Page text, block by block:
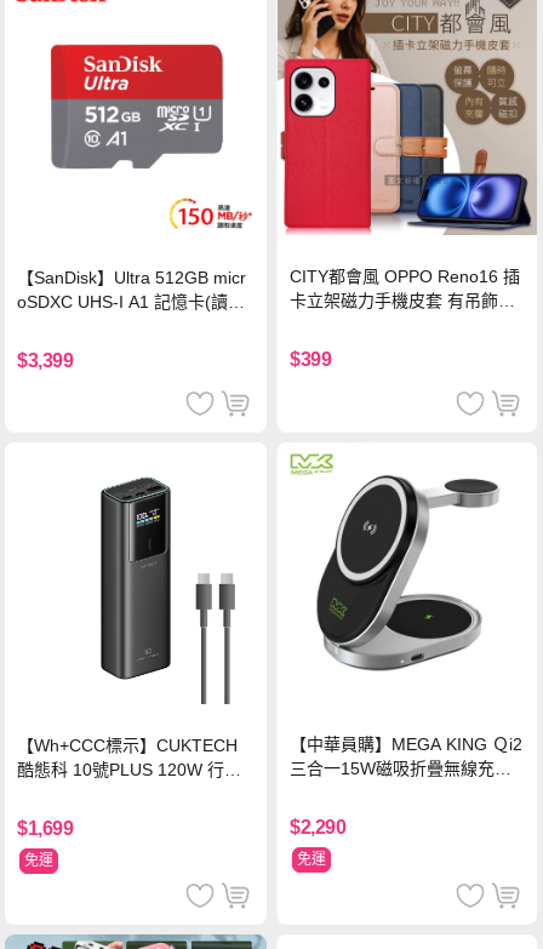
【SanDisk】Ultra 512GB micr
oSDXC UHS-I A1 記憶卡(讀取
$3,399
CITY都會風 OPPO Reno16 插
卡立架磁力手機皮套 有吊飾孔
$399
【Wh+CCC標示】CUKTECH
酷態科 10號PLUS 120W 行動
色
$1,699
免運
【中華員購】MEGA KING Ｑi2
三合一15W磁吸折疊無線充電
$2,290
免運